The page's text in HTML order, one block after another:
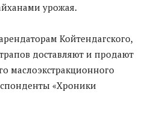
урожая.
Койтендагского,
доставляют и продают
маслоэкстракционного
«Хроники